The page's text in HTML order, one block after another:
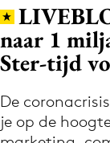
Volg het
naar 1
Ster-tijd
De
je op de